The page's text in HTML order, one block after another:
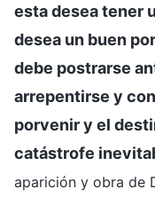
esta desea tener
desea un buen
debe postrarse
arrepentirse y
porvenir y el
catástrofe
aparición y obra de